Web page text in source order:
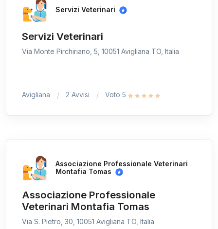
Servizi Veterinari
Servizi Veterinari
Via Monte Pirchiriano, 5, 10051 Avigliana TO, Italia
Avigliana 2 Avvisi Voto 5
Associazione Professionale Veterinari
Montafia Tomas
Associazione Professionale
Veterinari Montafia Tomas
Via S. Pietro, 30, 10051 Avigliana TO, Italia